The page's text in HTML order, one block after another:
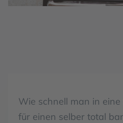
Wie schnell man in
für einen selber total